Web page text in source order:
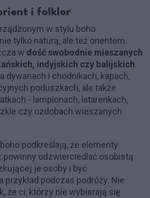
i folklor
w stylu boho
tylko naturą, ale też orientem.
w dość swobodnie mieszanych
indyjskich czy balijskich.
dywanach i chodnikach, kapach,
poduszkach, ale także
- lampionach, latarenkach,
czy ozdobach wieszanych
podkreślają, że elementy
odzwierciedlać osobistą
je osoby i być
przykład podczas podróży. Nie
że ci, którzy nie wybierają się